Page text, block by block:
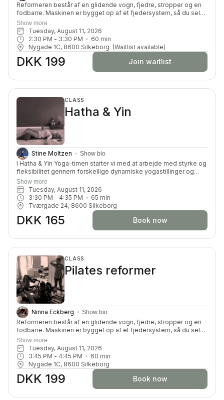
Reformeren består af en glidende vogn, fjedre, stropper og en
fodbarre. Maskinen er bygget op af et fjedersystem, så du selv
kan kan tilpasse belastningen. Du får en dynamisk og effektiv
træning, hvor du vil blive tilpas udfordret på din styrke,
smidighed, balance, koordination og koncentration.
Show more
Tuesday, August 11, 2026
2:30 PM - 3:30 PM 60 min
Nygade 1C, 8600 Silkeborg (Waitlist available)
DKK 199 Join waitlist
CLASS
Hatha & Yin
Stine Moltzen Show bio
I Hatha & Yin Yoga-timen starter vi med at arbejde med styrke og
fleksibilitet gennem forskellige dynamiske yogastillinger og
åndedrætsøvelser. Efter den mere dynamiske del af timen
skifter vi til Yin Yoga-praksis, hvor vi går ind i rolige, langvarige
udstrækninger, typisk siddende eller liggende stillinger. Vi
forbliver i disse stillinger i længere tid, normalt mellem 3 og 5
minutter, hvilket giver dig mulighed for at arbejde dybt ind i
bindevævet og frigøre spændinger i kroppen.
Show more
Tuesday, August 11, 2026
3:30 PM - 4:35 PM 65 min
Tværgade 24, 8600 Silkeborg
DKK 165 Book now
CLASS
Pilates reformer
Ninna Eckberg Show bio
Reformeren består af en glidende vogn, fjedre, stropper og en
fodbarre. Maskinen er bygget op af et fjedersystem, så du selv
kan kan tilpasse belastningen. Du får en dynamisk og effektiv
træning, hvor du vil blive tilpas udfordret på din styrke,
smidighed, balance, koordination og koncentration.
Show more
Tuesday, August 11, 2026
3:45 PM - 4:45 PM 60 min
Nygade 1C, 8600 Silkeborg
DKK 199 Book now